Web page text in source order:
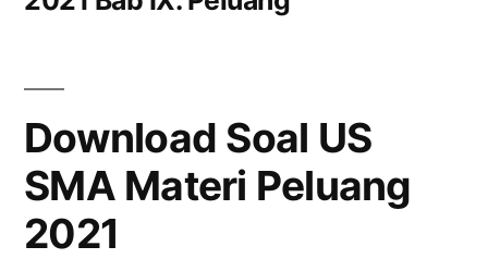
Download Soal US
SMA Materi Peluang
2021